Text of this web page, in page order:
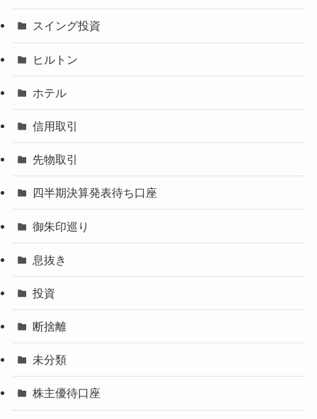
スイング投資
ヒルトン
ホテル
信用取引
先物取引
四半期決算発表待ち口座
御朱印巡り
息抜き
投資
断捨離
未分類
株主優待口座